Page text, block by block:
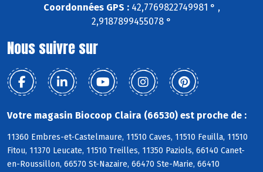
Coordonnées GPS :42,7769822749981 ° ,
2,9187899455078 °
Nous suivre sur
Votre magasin Biocoop Claira (66530) est proche de :
11360 Embres-et-Castelmaure, 11510 Caves, 11510 Feuilla, 11510
Fitou, 11370 Leucate, 11510 Treilles, 11350 Paziols, 66140 Canet-
en-Roussillon, 66570 St-Nazaire, 66470 Ste-Marie, 66410